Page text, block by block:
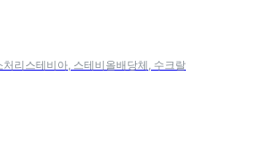
리스테비아, 스테비올배당체, 수크랄